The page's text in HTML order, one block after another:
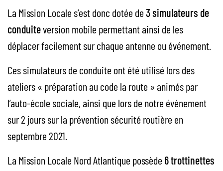
La Mission Locale s’est donc dotée de3 simulateurs de
conduiteversion mobile permettant ainsi de les
déplacer facilement sur chaque antenne ou événement.
Ces simulateurs de conduite ont été utilisé lors des
ateliers « préparation au code la route » animés par
l’auto-école sociale, ainsi que lors de notre événement
sur 2 jours sur la prévention sécurité routière en
septembre 2021.
La Mission Locale Nord Atlantique possède 6 trottinettes